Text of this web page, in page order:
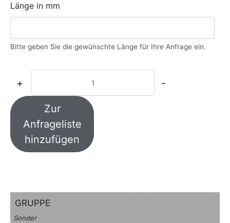
Länge in mm
Bitte geben Sie die gewünschte Länge für Ihre Anfrage ein.
+ -
Zur
Anfrageliste
hinzufügen
GRUPPE
Sonder